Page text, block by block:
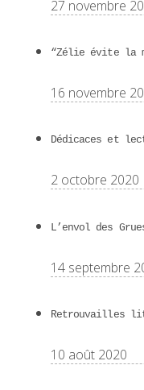
27 novembre
“Zélie évite la
16 novembre
Dédicaces et
2 octobre 2020
L’envol des
14 septembre
Retrouvailles
10 août 2020